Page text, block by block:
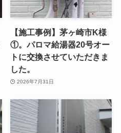
【施工事例】茅ヶ崎市K様
①。パロマ給湯器20号オー
トに交換させていただきま
した。
2026年7月31日